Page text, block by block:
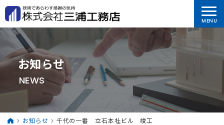
お知らせ
NEWS
お知らせ 千代の一番 立石本社ビル 竣工